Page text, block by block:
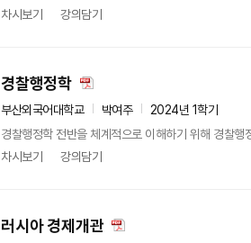
차시보기
강의담기
경찰행정학
부산외국어대학교 박여주
2024년 1학기
경찰행정학 전반을 체계적으로 이해하기 위해 경찰
차시보기
강의담기
러시아 경제개관